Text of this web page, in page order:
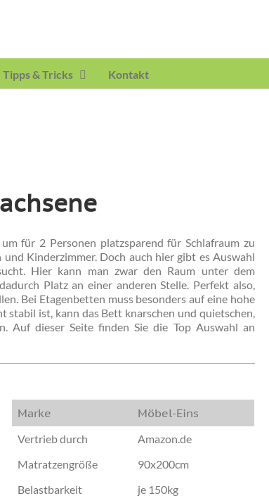
Tipps & Tricks Kontakt
für 2 Personen platzsparend für Schlafraum zu
Kinderzimmer. Doch auch hier gibt es Auswahl
Hier kann man zwar den Raum unter dem
Platz an einer anderen Stelle. Perfekt also,
Bei Etagenbetten muss besonders auf eine hohe
ist, kann das Bett knarschen und quietschen,
Auf dieser Seite finden Sie die Top Auswahl an
Marke Möbel-Eins
Vertrieb durch
Amazon.de
Matratzengröße
90x200cm
Belastbarkeit
je 150kg